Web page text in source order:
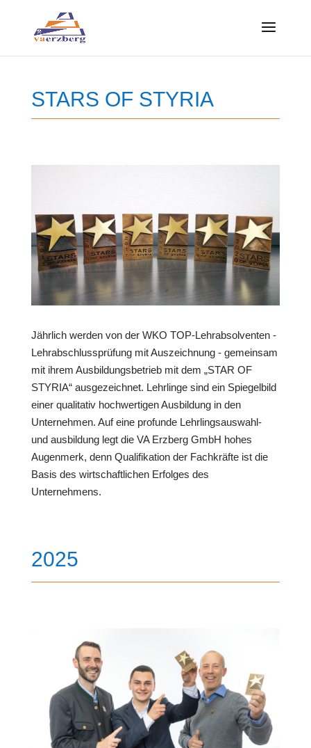
content
STARS OF STYRIA
Jährlich werden von der WKO TOP-Lehrabsolventen -
Lehrabschlussprüfung mit Auszeichnung - gemeinsam
mit ihrem Ausbildungsbetrieb mit dem „STAR OF
STYRIA“ ausgezeichnet. Lehrlinge sind ein Spiegelbild
einer qualitativ hochwertigen Ausbildung in den
Unternehmen. Auf eine profunde Lehrlingsauswahl-
und ausbildung legt die VA Erzberg GmbH hohes
Augenmerk, denn Qualifikation der Fachkräfte ist die
Basis des wirtschaftlichen Erfolges des
Unternehmens.
2025